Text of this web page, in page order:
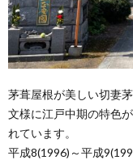
茅葺屋根が美しい切妻
文様に江戸中期の特色
れています。
平成8(1996)～平成